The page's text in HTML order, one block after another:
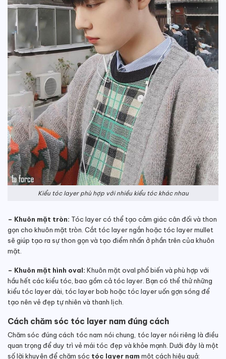
Kiểu tóc layer phù hợp với nhiều kiểu tóc khác nhau
– Khuôn mặt tròn: Tóc layer có thể tạo cảm giác cân đối và thon
gọn cho khuôn mặt tròn. Cắt tóc layer ngắn hoặc tóc layer mullet
sẽ giúp tạo ra sự thon gọn và tạo điểm nhấn ở phần trên của khuôn
mặt.
– Khuôn mặt hình oval: Khuôn mặt oval phổ biến và phù hợp với
hầu hết các kiểu tóc, bao gồm cả tóc layer. Bạn có thể thử những
kiểu tóc layer dài, tóc layer bob hoặc tóc layer uốn gợn sóng để
tạo nên vẻ đẹp tự nhiên và thanh lịch.
Cách chăm sóc tóc layer nam đúng cách
Chăm sóc đúng cách tóc nam nói chung, tóc layer nói riêng là điều
quan trọng để duy trì vẻ mái tóc đẹp và khỏe mạnh. Dưới đây là một
số lời khuyên để chăm sóc tóc layer nam một cách hiệu quả: